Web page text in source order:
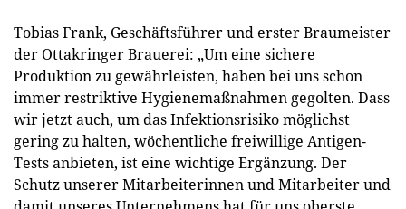
Tobias Frank, Geschäftsführer und erster Braumeister
der Ottakringer Brauerei: „Um eine sichere
Produktion zu gewährleisten, haben bei uns schon
immer restriktive Hygienemaßnahmen gegolten. Dass
wir jetzt auch, um das Infektionsrisiko möglichst
gering zu halten, wöchentliche freiwillige Antigen-
Tests anbieten, ist eine wichtige Ergänzung. Der
Schutz unserer Mitarbeiterinnen und Mitarbeiter und